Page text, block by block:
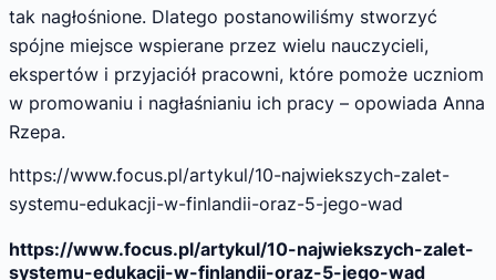
tak nagłośnione. Dlatego postanowiliśmy stworzyć
spójne miejsce wspierane przez wielu nauczycieli,
ekspertów i przyjaciół pracowni, które pomoże uczniom
w promowaniu i nagłaśnianiu ich pracy – opowiada Anna
Rzepa.
https://www.focus.pl/artykul/10-najwiekszych-zalet-
systemu-edukacji-w-finlandii-oraz-5-jego-wad
https://www.focus.pl/artykul/10-najwiekszych-zalet-
systemu-edukacji-w-finlandii-oraz-5-jego-wad